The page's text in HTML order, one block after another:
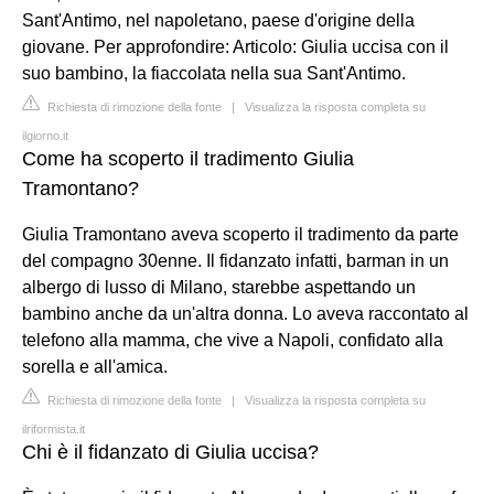
Sant'Antimo, nel napoletano, paese d'origine della
giovane. Per approfondire: Articolo: Giulia uccisa con il
suo bambino, la fiaccolata nella sua Sant'Antimo.
Richiesta di rimozione della fonte | Visualizza la risposta completa su
ilgiorno.it
Come ha scoperto il tradimento Giulia
Tramontano?
Giulia Tramontano aveva scoperto il tradimento da parte
del compagno 30enne. Il fidanzato infatti, barman in un
albergo di lusso di Milano, starebbe aspettando un
bambino anche da un'altra donna. Lo aveva raccontato al
telefono alla mamma, che vive a Napoli, confidato alla
sorella e all'amica.
Richiesta di rimozione della fonte | Visualizza la risposta completa su
ilriformista.it
Chi è il fidanzato di Giulia uccisa?